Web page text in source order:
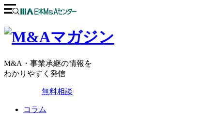
M&A・事業承継の情報を
わかりやすく発信
無料相談
コラム